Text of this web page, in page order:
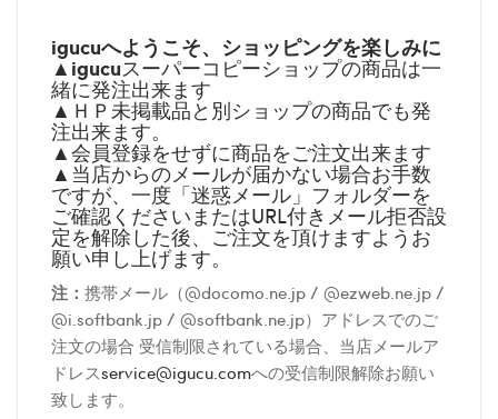
igucuへようこそ、ショッピングを楽しみに
▲ igucuスーパーコピーショップの商品は一
緒に発注出来ます
▲ＨＰ未掲載品と別ショップの商品でも発
注出来ます。
▲会員登録をせずに商品をご注文出来ます
▲当店からのメールが届かない場合お手数
ですが、一度「迷惑メール」フォルダーを
ご確認くださいまたはURL付きメール拒否設
定を解除した後、ご注文を頂けますようお
願い申し上げます。
注： 携帯メール（@docomo.ne.jp / @ezweb.ne.jp /
@i.softbank.jp / @softbank.ne.jp）アドレスでのご
注文の場合 受信制限されている場合、当店メールア
ドレスservice@igucu.comへの受信制限解除お願い
致します。